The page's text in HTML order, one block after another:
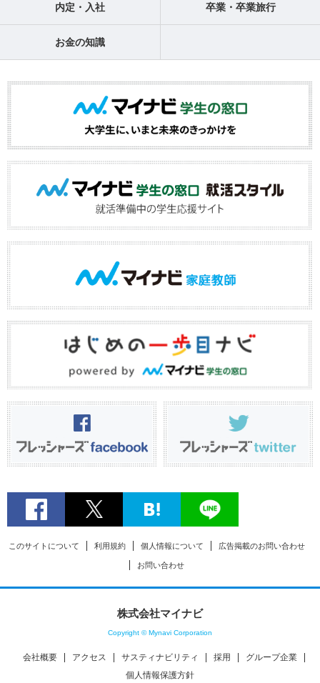
内定・入社 卒業・卒業旅行
お金の知識
このサイトについて 利用規約 個人情報について 広告掲載のお問い合わせ
お問い合わせ
株式会社マイナビ
Copyright © Mynavi Corporation
会社概要 アクセス サスティナビリティ 採用
グループ企業
個人情報保護方針